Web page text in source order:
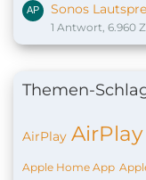
Sonos
1 Antwort, 6.960
Themen-
AirPlay AirPlay
Apple Home App